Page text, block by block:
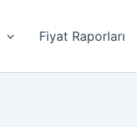
Fiyat Raporları